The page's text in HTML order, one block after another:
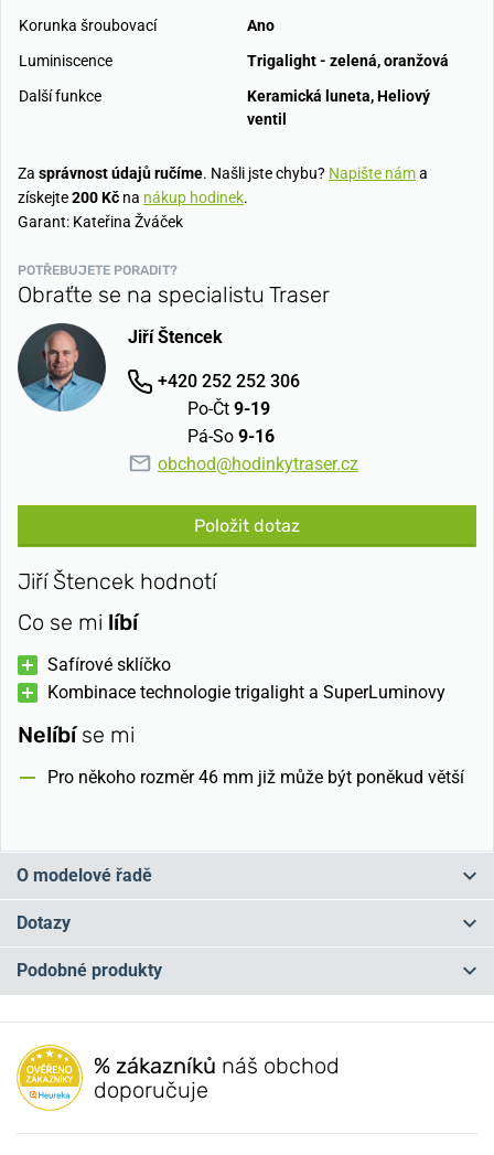
Korunka šroubovací
Ano
Luminiscence
Trigalight - zelená, oranžová
Další funkce
Keramická luneta, Heliový
ventil
Za správnost údajů ručíme. Našli jste chybu? Napište náma
získejte200 Kč na nákup hodinek.
Garant: Kateřina Žváček
POTŘEBUJETE PORADIT?
Obraťte se na specialistu Traser
Jiří Štencek
+420 252 252 306
Po-Čt 9-19
Pá-So 9-16
obchod@hodinkytraser.cz
Položit dotaz
Jiří Štencek hodnotí
Co se mi líbí
Safírové sklíčko
Kombinace technologie trigalight a SuperLuminovy
Nelíbíse mi
Pro někoho rozměr 46 mm již může být poněkud větší
O modelové řadě
Kdysi velmi široká řada Profesional se přejmenovala nově na
Traser Heritage a zúžila se na modely
součástí jsou stálice jako Traser P5900 a Traser Officer Pro. Lákadly
pro fajnšmekry můžou být modely Aviator Jungmann a Aviator
Populární modelové řady Traser
Dotazy
Máte otázku? Zanechte nám komentář
Přidat dotaz
Podobné produkty
NA PRODEJNĚ
NA PRODEJNĚ
% zákazníků náš obchod
doporučuje